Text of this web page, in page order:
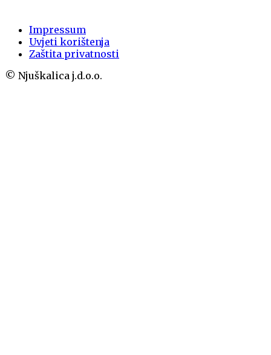
Impressum
Uvjeti korištenja
Zaštita privatnosti
© Njuškalica j.d.o.o.